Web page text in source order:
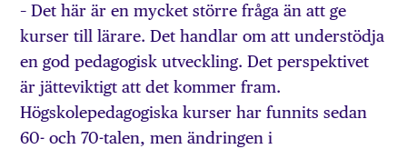
– Det här är en mycket större fråga än att ge
kurser till lärare. Det handlar om att understödja
en god pedagogisk utveckling. Det perspektivet
är jätteviktigt att det kommer fram.
Högskolepedagogiska kurser har funnits sedan
60- och 70-talen, men ändringen i